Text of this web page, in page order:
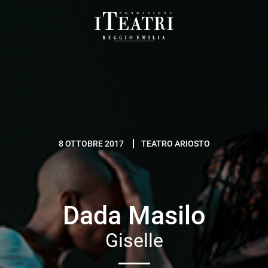
8 OTTOBRE 2017 TEATRO ARIOSTO
Dada Masilo
Giselle